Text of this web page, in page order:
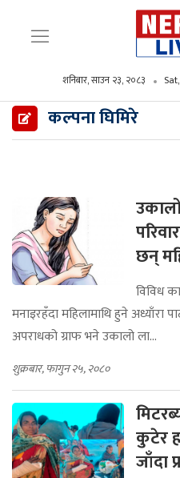
शनिबार, साउन २३, २०८३
कल्पना घिमिरे
छन्
विविध
मनाइरहँदा महिलामाथि हुने अध्याँरा
अपराधको ग्राफ भने उकालो ला...
शुक्रबार, फागुन २५, २०८०
कुटेर
जाँदा